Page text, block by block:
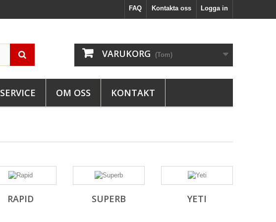
Logga in
Kontakta oss
FAQ
VARUKORG (Tom)
SERVICE OM OSS KONTAKT
RAPID SUPERB YETI